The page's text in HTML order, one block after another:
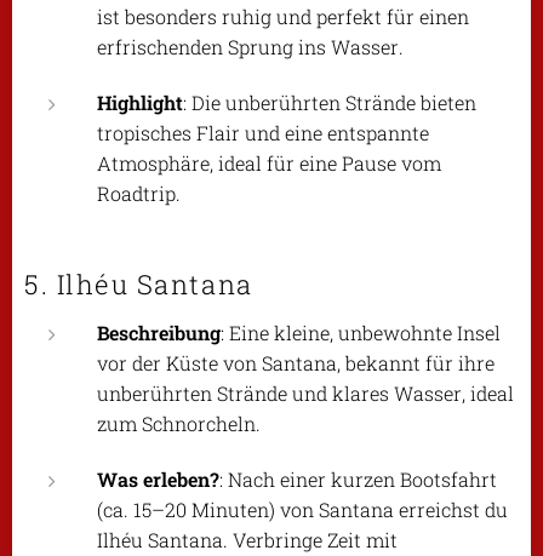
ist besonders ruhig und perfekt für einen
erfrischenden Sprung ins Wasser.
Highlight: Die unberührten Strände bieten
tropisches Flair und eine entspannte
Atmosphäre, ideal für eine Pause vom
Roadtrip.
5. Ilhéu Santana
Beschreibung: Eine kleine, unbewohnte Insel
vor der Küste von Santana, bekannt für ihre
unberührten Strände und klares Wasser, ideal
zum Schnorcheln.
Was erleben?: Nach einer kurzen Bootsfahrt
(ca. 15–20 Minuten) von Santana erreichst du
Ilhéu Santana. Verbringe Zeit mit